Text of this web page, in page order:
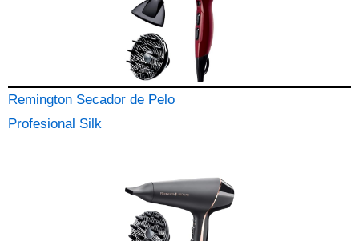
Remington Secador de Pelo
Profesional Silk